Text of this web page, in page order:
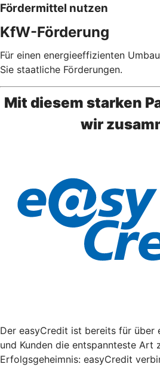
Fördermittel nutzen
KfW-Förderung
Für einen energieeffizienten
Sie staatliche Förderungen.
Mit diesem starken
wir
Der easyCredit ist bereits für über
und Kunden die entspannteste Art
Erfolgsgeheimnis: easyCredit